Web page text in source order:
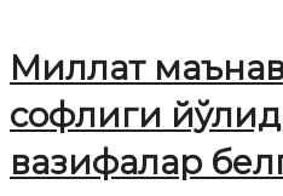
Миллат
софлиги
вазифалар